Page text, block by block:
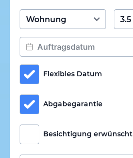
Flexibles Datum
Abgabegarantie
Besichtigung erwünscht